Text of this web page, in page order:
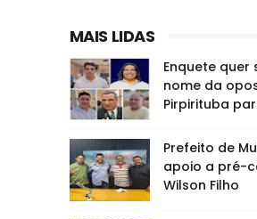
MAIS LIDAS
Enquete quer
nome da
Pirpirituba
Prefeito de
apoio a pré-
Wilson Filho